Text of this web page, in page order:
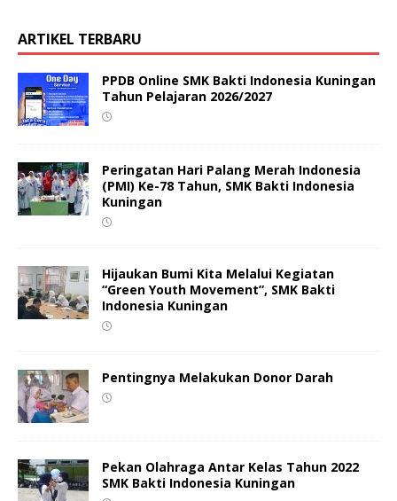
ARTIKEL TERBARU
PPDB Online SMK Bakti Indonesia Kuningan
Tahun Pelajaran 2026/2027
Peringatan Hari Palang Merah Indonesia
(PMI) Ke-78 Tahun, SMK Bakti Indonesia
Kuningan
Hijaukan Bumi Kita Melalui Kegiatan
“Green Youth Movement”, SMK Bakti
Indonesia Kuningan
Pentingnya Melakukan Donor Darah
Pekan Olahraga Antar Kelas Tahun 2022
SMK Bakti Indonesia Kuningan